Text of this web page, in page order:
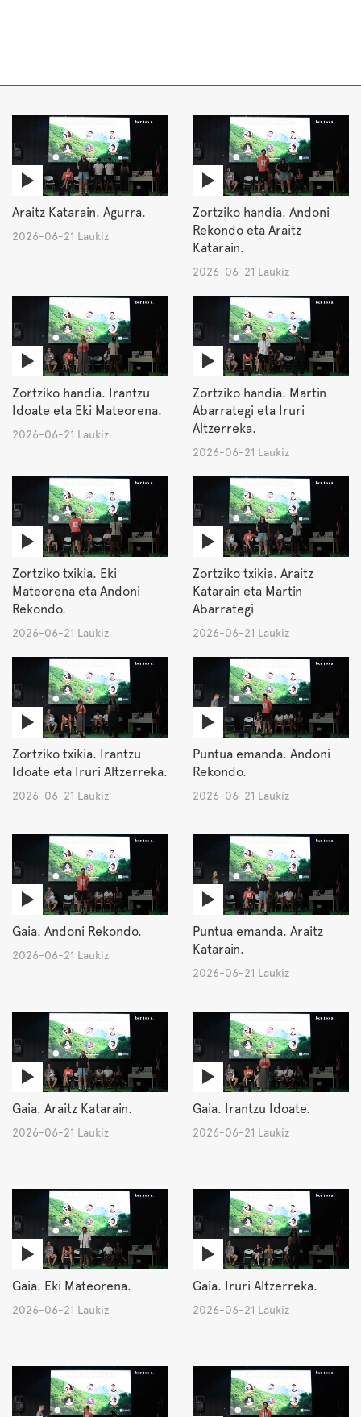
Araitz Katarain. Agurra.
2026-06-21 Laukiz
Zortziko handia. Andoni
Rekondo eta Araitz
Katarain.
2026-06-21 Laukiz
Zortziko handia. Irantzu
Idoate eta Eki Mateorena.
2026-06-21 Laukiz
Zortziko handia. Martin
Abarrategi eta Iruri
Altzerreka.
2026-06-21 Laukiz
Zortziko txikia. Eki
Mateorena eta Andoni
Rekondo.
2026-06-21 Laukiz
Zortziko txikia. Araitz
Katarain eta Martin
Abarrategi
2026-06-21 Laukiz
Zortziko txikia. Irantzu
Idoate eta Iruri Altzerreka.
2026-06-21 Laukiz
Puntua emanda. Andoni
Rekondo.
2026-06-21 Laukiz
Gaia. Andoni Rekondo.
2026-06-21 Laukiz
Puntua emanda. Araitz
Katarain.
2026-06-21 Laukiz
Gaia. Araitz Katarain.
2026-06-21 Laukiz
Gaia. Irantzu Idoate.
2026-06-21 Laukiz
Gaia. Eki Mateorena.
2026-06-21 Laukiz
Gaia. Iruri Altzerreka.
2026-06-21 Laukiz